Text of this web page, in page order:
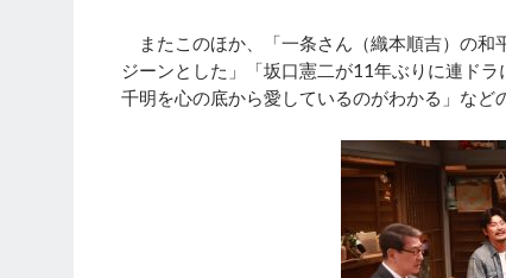
またこのほか、「一条さん（織本順吉）の和
ジーンとした」「坂口憲二が11年ぶりに連ド
千明を心の底から愛しているのがわかる」など